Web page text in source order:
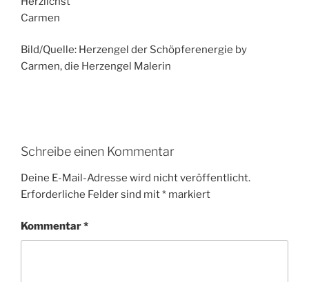
Carmen
Bild/Quelle: Herzengel der Schöpferenergie by
Carmen, die Herzengel Malerin
Schreibe einen Kommentar
Deine E-Mail-Adresse wird nicht veröffentlicht.
Erforderliche Felder sind mit* markiert
Kommentar*